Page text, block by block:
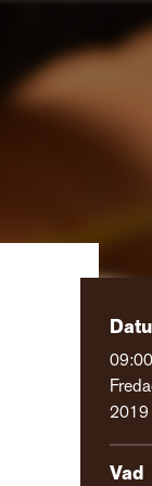
2019
Vad